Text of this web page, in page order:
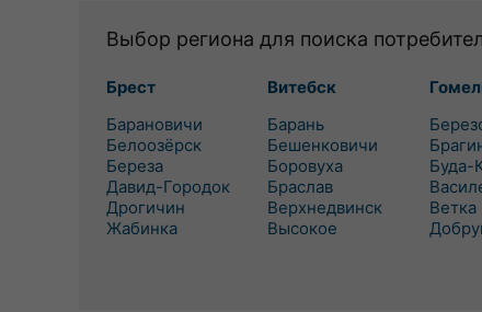
Выбор региона для поиска
Брест
Барановичи
Белоозёрск
Береза
Давид-Городок
Дрогичин
Жабинка
Витебск
Барань
Бешенковичи
Боровуха
Браслав
Верхнедвинск
Высокое
Буда-
Ветка